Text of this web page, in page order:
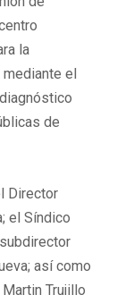
la
el
de
Director
el Síndico
así como
Trujillo